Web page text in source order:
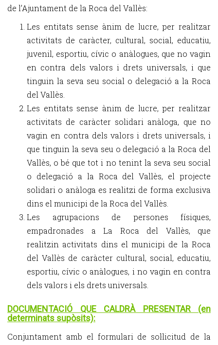
de l’Ajuntament de la Roca del Vallès:
Les entitats sense ànim de lucre, per realitzar
activitats de caràcter, cultural, social, educatiu,
juvenil, esportiu, cívic o anàlogues, que no vagin
en contra dels valors i drets universals, i que
tinguin la seva seu social o delegació a la Roca
del Vallès.
Les entitats sense ànim de lucre, per realitzar
activitats de caràcter solidari anàloga, que no
vagin en contra dels valors i drets universals, i
que tinguin la seva seu o delegació a la Roca del
Vallès, o bé que tot i no tenint la seva seu social
o delegació a la Roca del Vallès, el projecte
solidari o anàloga es realitzi de forma exclusiva
dins el municipi de la Roca del Vallès.
Les agrupacions de persones físiques,
empadronades a La Roca del Vallès, que
realitzin activitats dins el municipi de la Roca
del Vallès de caràcter cultural, social, educatiu,
esportiu, cívic o anàlogues, i no vagin en contra
dels valors i els drets universals.
DOCUMENTACIÓ QUE CALDRÀ PRESENTAR (en
determinats supòsits):
Conjuntament amb el formulari de sol·licitud de la